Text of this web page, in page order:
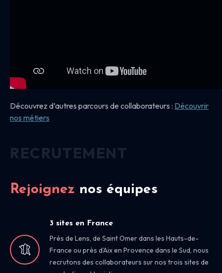
Découvrez d’autres parcours de collaborateurs : Découvrir
nos métiers
Rejoignez nos équipes
3 sites en France
Près de Lens, de Saint Omer dans les Hauts-de-
France ou près d’Aix en Provence dans le Sud, nous
recrutons des collaborateurs sur nos trois sites de
RECRUTEMENT